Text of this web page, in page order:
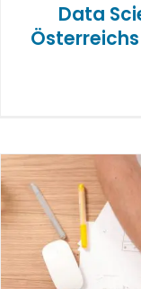
Data